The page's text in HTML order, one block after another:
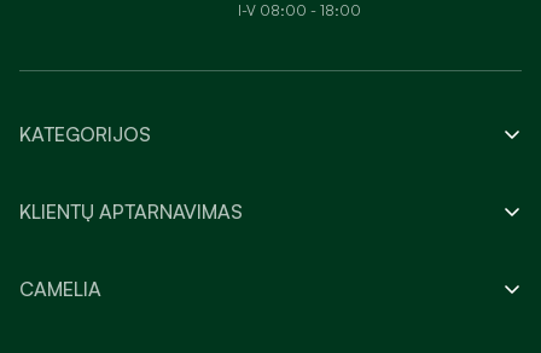
I-V 08:00 - 18:00
KATEGORIJOS
KLIENTŲ APTARNAVIMAS
CAMELIA